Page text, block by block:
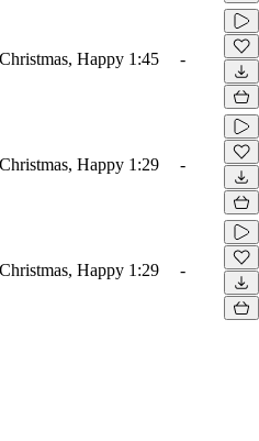
Happy 1:45 -
Happy 1:29 -
Happy 1:29 -